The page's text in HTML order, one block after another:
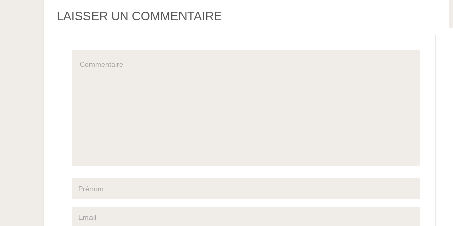
LAISSER UN COMMENTAIRE